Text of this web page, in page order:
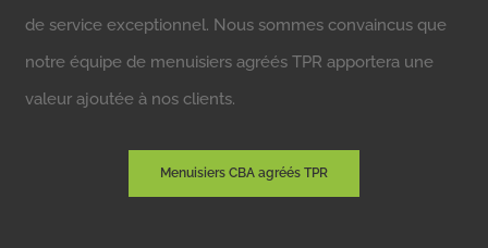
de service exceptionnel. Nous sommes convaincus que
notre équipe de menuisiers agréés TPR apportera une
valeur ajoutée à nos clients.
Menuisiers CBA agréés TPR